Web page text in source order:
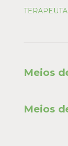
Meios
Meios